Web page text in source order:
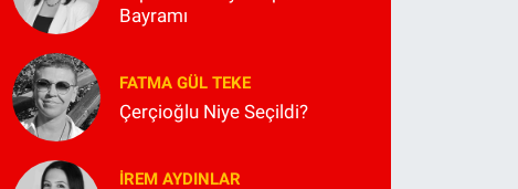
Bayramı
FATMA GÜL TEKE
Çerçioğlu Niye Seçildi?
İREM AYDINLAR